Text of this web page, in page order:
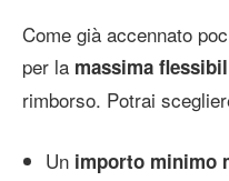
Come già accennato
per la massima
rimborso. Potrai
Un importo minimo